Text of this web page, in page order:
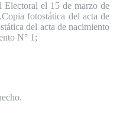
el 15 de marzo de
fotostática del acta de
del acta de nacimiento
N° 1;